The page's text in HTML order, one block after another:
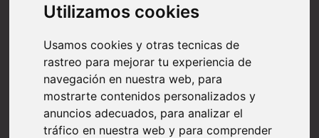
Utilizamos cookies
Usamos cookies y otras tecnicas de
rastreo para mejorar tu experiencia de
navegación en nuestra web, para
mostrarte contenidos personalizados y
anuncios adecuados, para analizar el
tráfico en nuestra web y para comprender
Allende los mares
Boutique femenina basada en l´economía circular,
prendes dissenyades o fabricades de Km0, amb
material sostenible, reciclat o ecològic, que es poden
complementar amb bisuteria feta sense metalls
pesants i és antialèrgica